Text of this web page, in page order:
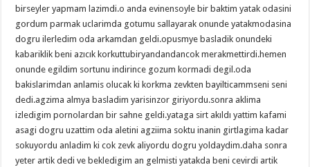
birseyler yapmam lazimdi.o anda evinensoyle bir baktim yatak odasini
gordum parmak uclarimda gotumu sallayarak onunde yatakmodasina
dogru ilerledim oda arkamdan geldi.opusmye basladik onundeki
kabariklik beni azıcık korkuttubiryandandancok merakmettirdi.hemen
onunde egildim sortunu indirince gozum kormadi degil.oda
bakislarimdan anlamis olucak ki korkma zevkten bayilticammseni seni
dedi.agzima almya basladim yarisinzor giriyordu.sonra aklima
izledigim pornolardan bir sahne geldi.yataga sirt akıldı yattim kafami
asagi dogru uzattim oda aletini agziima soktu inanin girtlagima kadar
sokuyordu anladim ki cok zevk aliyordu dogru yoldaydim.daha sonra
yeter artik dedi ve bekledigim an gelmisti yatakda beni cevirdi artik